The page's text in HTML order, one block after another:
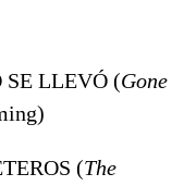
SE LLEVÓ (Gone
(The